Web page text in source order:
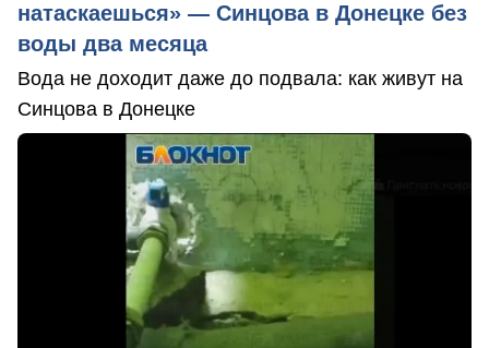
натаскаешься» — Синцова в Донецке без
воды два месяца
Вода не доходит даже до подвала: как живут на
Синцова в Донецке